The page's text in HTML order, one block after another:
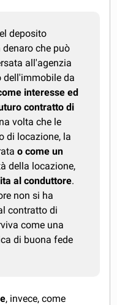
deposito
che può
all'agenzia
dell'immobile da
interesse ed
contratto di
volta che le
di locazione, la
o come un
della locazione,
al conduttore.
non si ha
contratto di
come una
di buona fede
, invece, come